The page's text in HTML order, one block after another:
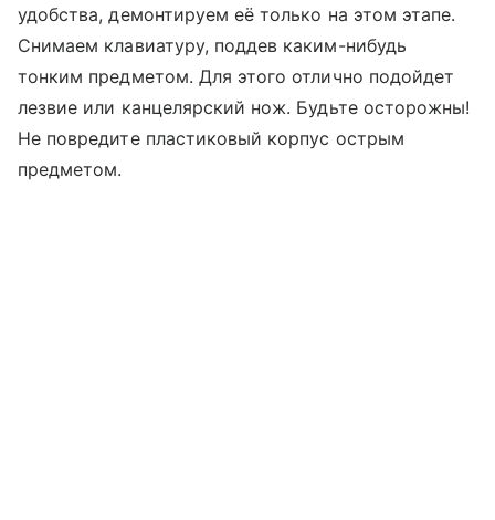
удобства, демонтируем её только на этом этапе.
Снимаем клавиатуру, поддев каким-нибудь
тонким предметом. Для этого отлично подойдет
лезвие или канцелярский нож. Будьте осторожны!
Не повредите пластиковый корпус острым
предметом.